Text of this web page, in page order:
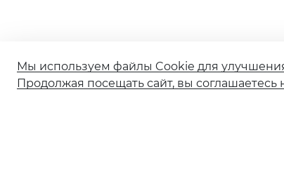
Мы используем файлы Cookie для
Продолжая посещать сайт, вы